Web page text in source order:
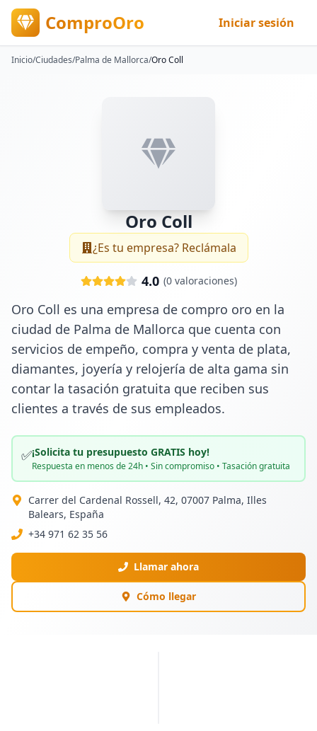
ComproOro Iniciar sesión
Inicio/Ciudades/Palma de Mallorca/Oro Coll
Oro Coll
¿Es tu empresa? Reclámala
4.0 (0valoraciones)
Oro Coll es una empresa de compro oro en la
ciudad de Palma de Mallorca que cuenta con
servicios de empeño, compra y venta de plata,
diamantes, joyería y relojería de alta gama sin
contar la tasación gratuita que reciben sus
clientes a través de sus empleados.
✅¡Solicita tu presupuesto GRATIS hoy!
Respuesta en menos de 24h • Sin compromiso • Tasación gratuita
Carrer del Cardenal Rossell, 42, 07007 Palma, Illes
Balears, España
+34 971 62 35 56
Llamar ahora
Cómo llegar